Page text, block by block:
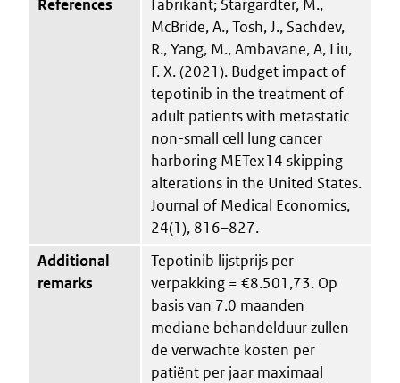
References
Fabrikant; Stargardter, M.,
McBride, A., Tosh, J., Sachdev,
R., Yang, M., Ambavane, A, Liu,
F. X. (2021). Budget impact of
tepotinib in the treatment of
adult patients with metastatic
non-small cell lung cancer
harboring METex14 skipping
alterations in the United States.
Journal of Medical Economics,
24(1), 816–827.
Additional
remarks
Tepotinib lijstprijs per
verpakking = €8.501,73. Op
basis van 7.0 maanden
mediane behandelduur zullen
de verwachte kosten per
patiënt per jaar maximaal